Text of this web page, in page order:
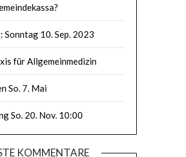
Sonntag 10. Sep. 2023
für Allgemeinmedizin
So. 7. Mai
So. 20. Nov. 10:00
KOMMENTARE